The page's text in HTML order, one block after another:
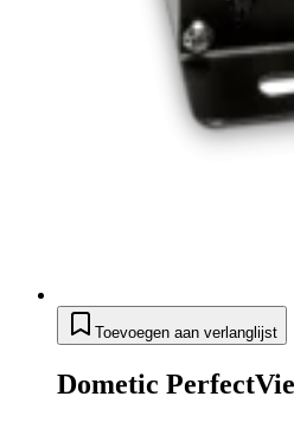
Toevoegen aan verlanglijst
Dometic